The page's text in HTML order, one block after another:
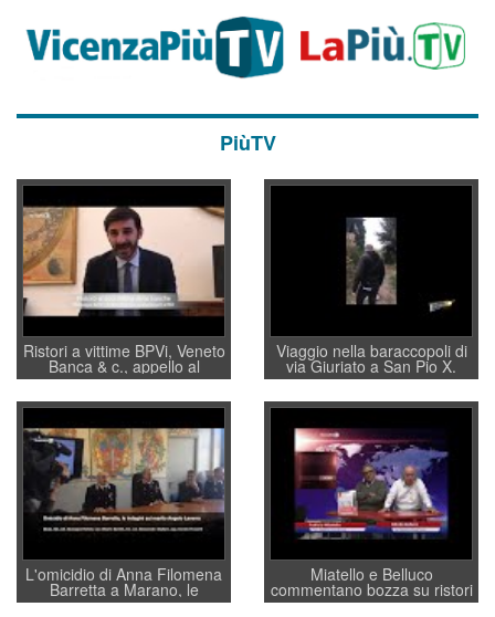
PiùTV
Ristori a vittime BPVi, Veneto
Banca & c., appello al
sottosegretario Alessio
Villarosa: per mettere ordine
convochi con Di Maio CNCU
a supporto della cabina di
regia al Mef
Viaggio nella baraccopoli di
via Giuriato a San Pio X.
Vicenza ai Vicentini: “faremo
un regalo di Natale ai
residenti”
L'omicidio di Anna Filomena
Barretta a Marano, le
indagini dei carabinieri di
Miatello e Belluco
commentano bozza su ristori
BPVi e Veneto Banca